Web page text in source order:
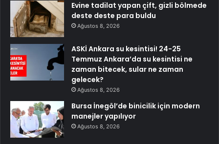
Evine tadilat yapan çift, gizli bölmede
deste deste para buldu
Ağustos 8, 2026
ASKİ Ankara su kesintisi! 24-25
Temmuz Ankara’da su kesintisi ne
zaman bitecek, sular ne zaman
gelecek?
Ağustos 8, 2026
Bursa İnegöl’de binicilik için modern
manejler yapılıyor
Ağustos 8, 2026